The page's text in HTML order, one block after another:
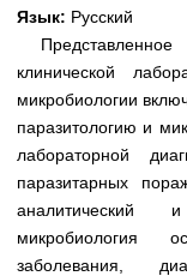
Методические
Научно-популярное
Статьи
Медицинская
Нормативы
Язык: Русский
клинической
микробиологии
паразитологию и
лабораторной
паразитарных
аналитический
микробиология
заболевания,